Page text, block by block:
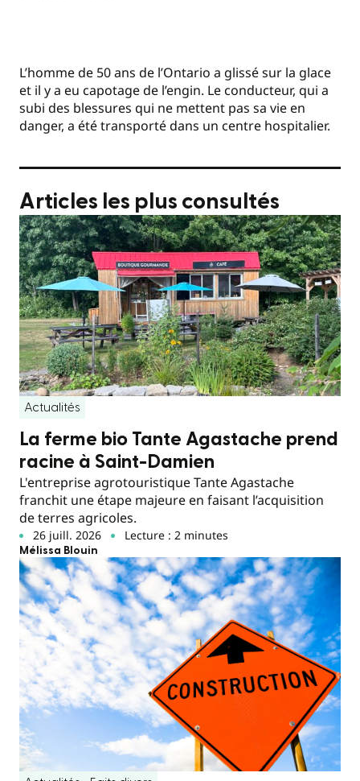
L’homme de 50 ans de l’Ontario a glissé sur la glace
et il y a eu capotage de l’engin. Le conducteur, qui a
subi des blessures qui ne mettent pas sa vie en
danger, a été transporté dans un centre hospitalier.
Articles les plus consultés
Actualités
La ferme bio Tante Agastache prend
racine à Saint-Damien
L'entreprise agrotouristique Tante Agastache
franchit une étape majeure en faisant l’acquisition
de terres agricoles.
26 juill. 2026 Lecture : 2 minutes
Mélissa Blouin